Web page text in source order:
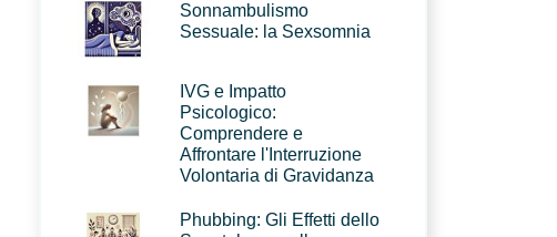
Sonnambulismo
Sessuale: la Sexsomnia
IVG e Impatto
Psicologico:
Comprendere e
Affrontare l'Interruzione
Volontaria di Gravidanza
Phubbing: Gli Effetti dello